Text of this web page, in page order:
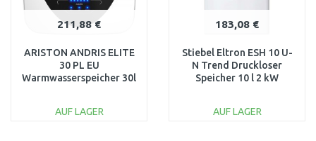
211,88 €
ARISTON ANDRIS ELITE
30 PL EU
Warmwasserspeicher 30l
AUF LAGER
183,08 €
Stiebel Eltron ESH 10 U-
N Trend Druckloser
Speicher 10 l 2 kW
AUF LAGER